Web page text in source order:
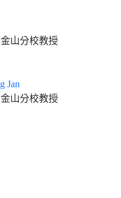
山分校教授
Jan
山分校教授